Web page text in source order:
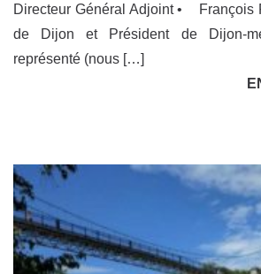
Directeur Général Adjoint • François
de Dijon et Président de Dijon-
représenté (nous […]